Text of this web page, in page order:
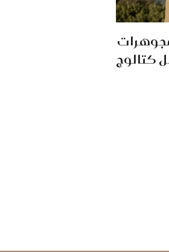
مجوهرات
كتالوج